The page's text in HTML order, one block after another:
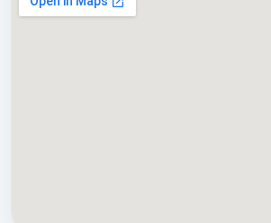
sueste pelo Crato